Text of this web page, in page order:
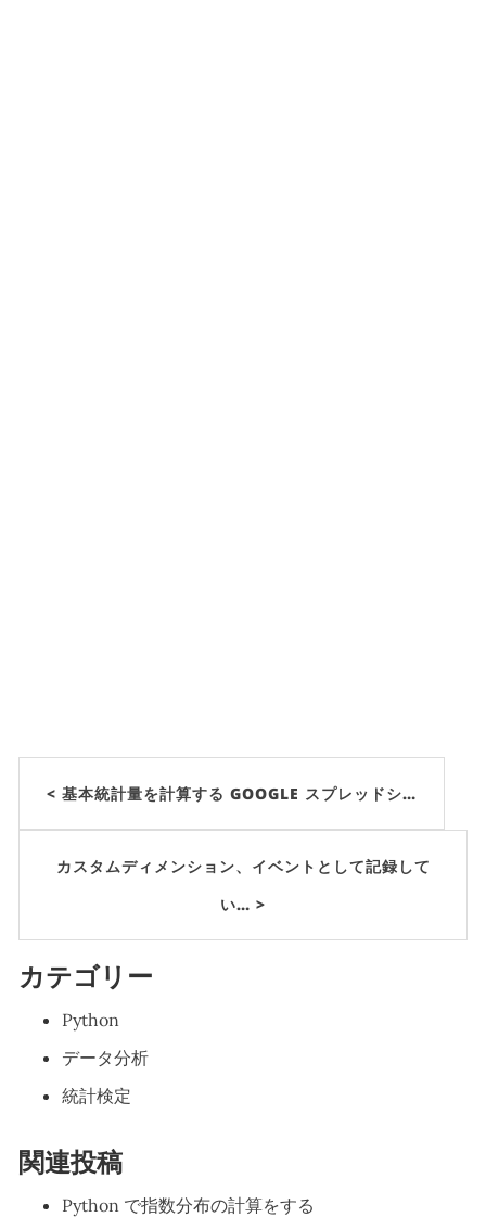
< 基本統計量を計算する GOOGLE スプレッドシ…
カスタムディメンション、イベントとして記録して
い… >
カテゴリー
Python
データ分析
統計検定
関連投稿
Python で指数分布の計算をする